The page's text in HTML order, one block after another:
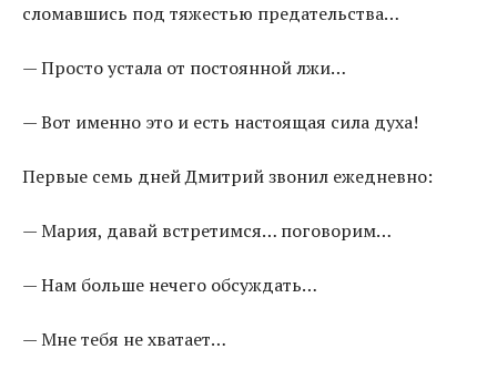
сломавшись под тяжестью предательства…
— Просто устала от постоянной лжи…
— Вот именно это и есть настоящая сила духа!
Первые семь дней Дмитрий звонил ежедневно:
— Мария, давай встретимся… поговорим…
— Нам больше нечего обсуждать…
— Мне тебя не хватает…